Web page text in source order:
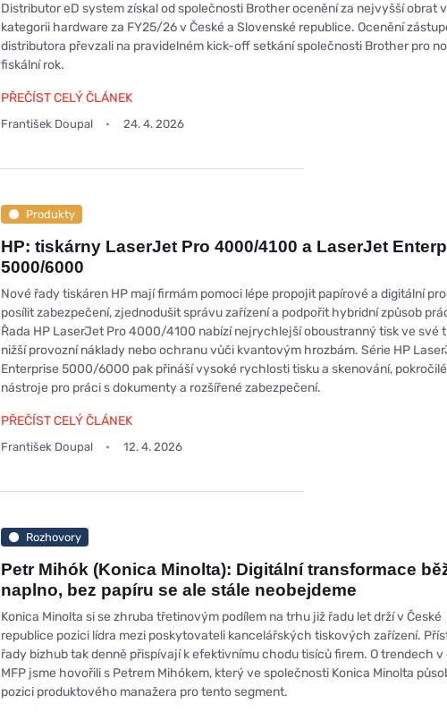
Distributor eD system získal od společnosti Brother ocenění za nejvyšší obrat v
kategorii hardware za FY25/26 v České a Slovenské republice. Ocenění
distributora převzali na pravidelném kick-off setkání společnosti Brother pro
fiskální rok.
PŘEČÍST CELÝ ČLÁNEK
František Doupal 24. 4. 2026
Produkty
HP: tiskárny LaserJet Pro 4000/4100 a LaserJet
5000/6000
Nové řady tiskáren HP mají firmám pomoci lépe propojit papírové a digitální
posílit zabezpečení, zjednodušit správu zařízení a podpořit hybridní způsob
Řada HP LaserJet Pro 4000/4100 nabízí nejrychlejší oboustranný tisk ve své
nižší provozní náklady nebo ochranu vůči kvantovým hrozbám. Série HP
Enterprise 5000/6000 pak přináší vysoké rychlosti tisku a skenování,
nástroje pro práci s dokumenty a rozšířené zabezpečení.
PŘEČÍST CELÝ ČLÁNEK
František Doupal 12. 4. 2026
Rozhovory
Petr Mihók (Konica Minolta): Digitální transformace
naplno, bez papíru se ale stále neobejdeme
Konica Minolta si se zhruba třetinovým podílem na trhu již řadu let drží v České
republice pozici lídra mezi poskytovateli kancelářských tiskových zařízení.
řady bizhub tak denně přispívají k efektivnímu chodu tisíců firem. O trendech v
MFP jsme hovořili s Petrem Mihókem, který ve společnosti Konica Minolta
pozici produktového manažera pro tento segment.